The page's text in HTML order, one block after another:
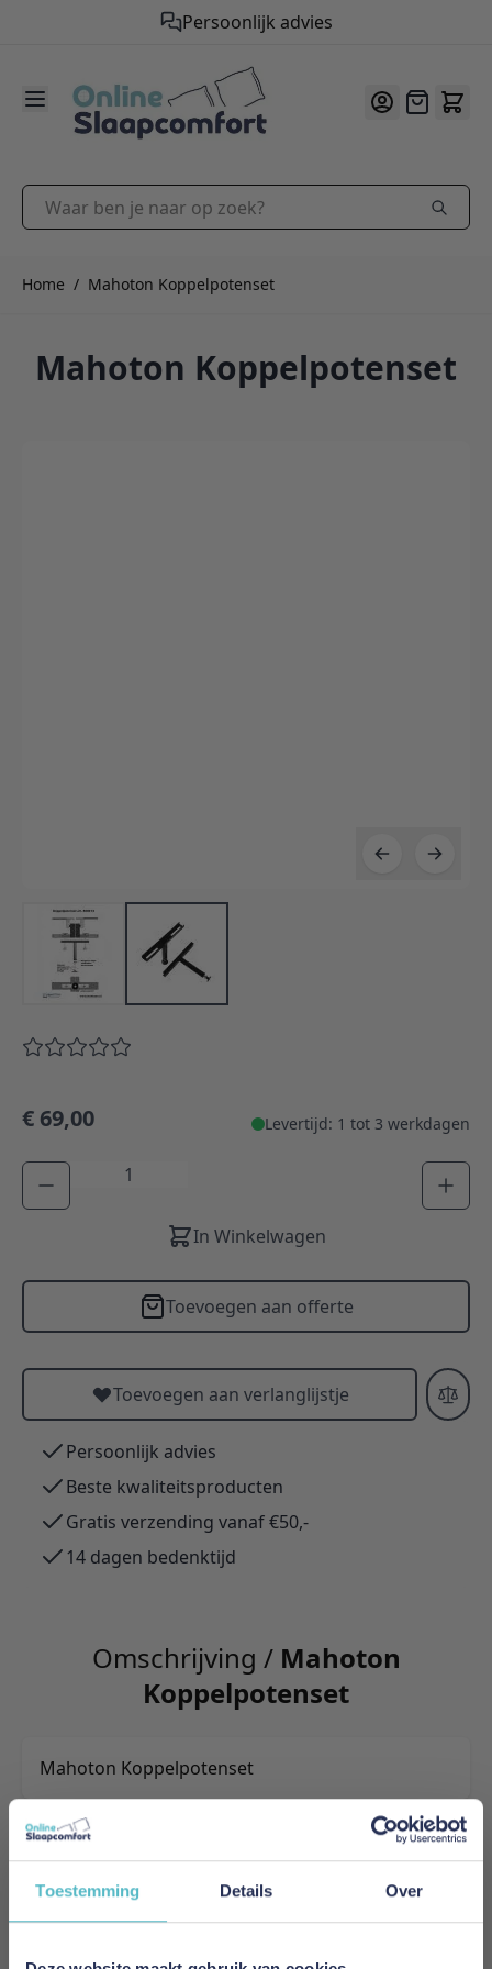
Toestemming Details Over
Persoonlijk advies
9.2/10
Offerte
Waar ben je naar op zoek?
Home / Mahoton Koppelpotenset
Mahoton Koppelpotenset
€ 69,00 Levertijd: 1 tot 3 werkdagen
Aantal
In Winkelwagen
Toevoegen aan offerte
Toevoegen aan verlanglijstje
Persoonlijk advies
Beste kwaliteitsproducten
Gratis verzending vanaf €50,-
14 dagen bedenktijd
Omschrijving / Mahoton
Koppelpotenset
Mahoton Koppelpotenset
Merk